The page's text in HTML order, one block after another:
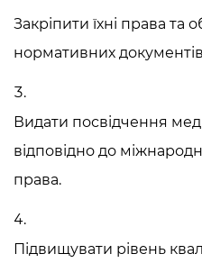
Закріпити їхні права та
нормативних
Видати посвідчення
відповідно до
права.
Підвищувати рівень